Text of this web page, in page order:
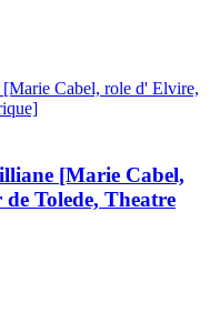
[Marie Cabel,
Tolede, Theatre